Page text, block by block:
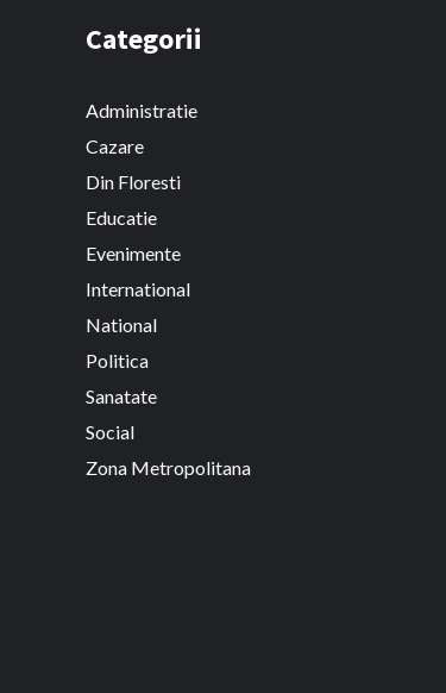
Categorii
Administratie
Cazare
Din Floresti
Educatie
Evenimente
International
National
Politica
Sanatate
Social
Zona Metropolitana